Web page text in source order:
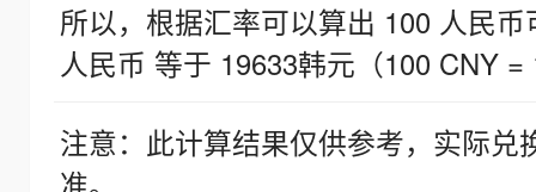
所以，根据汇率可以算出 100 人民
人民币 等于 19633韩元（100 CNY =
注意：此计算结果仅供参考，实际